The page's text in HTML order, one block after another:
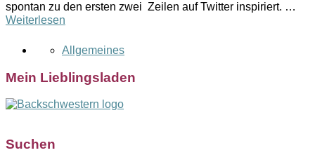
spontan zu den ersten zwei Zeilen auf Twitter inspiriert. …
Weiterlesen
Allgemeines
Mein Lieblingsladen
Suchen